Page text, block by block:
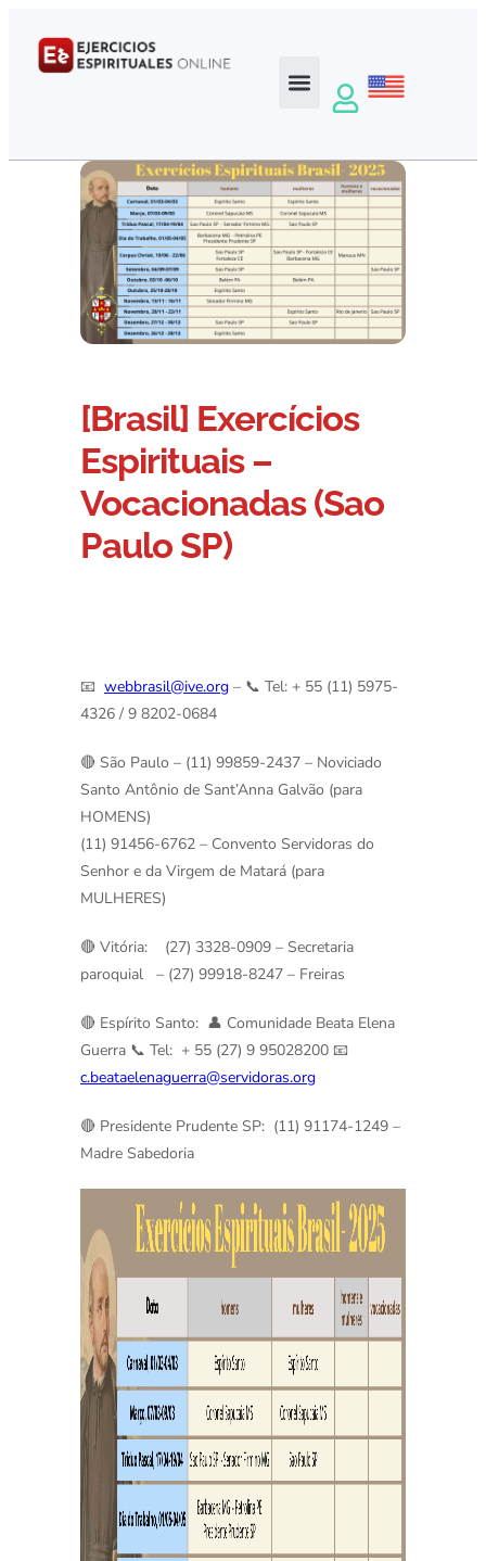
[Brasil] Exercícios
Espirituais –
Vocacionadas (Sao
Paulo SP)
📧 webbrasil@ive.org – 📞 Tel: + 55 (11) 5975-
4326 / 9 8202-0684
🔴 São Paulo – (11) 99859-2437 – Noviciado
Santo Antônio de Sant’Anna Galvão (para
HOMENS)
(11) 91456-6762 – Convento Servidoras do
Senhor e da Virgem de Matará (para
MULHERES)
🔴 Vitória: (27) 3328-0909 – Secretaria
paroquial – (27) 99918-8247 – Freiras
🔴 Espírito Santo: 👤 Comunidade Beata Elena
Guerra 📞 Tel: + 55 (27) 9 95028200 📧
c.beataelenaguerra@servidoras.org
🔴 Presidente Prudente SP: (11) 91174-1249 –
Madre Sabedoria